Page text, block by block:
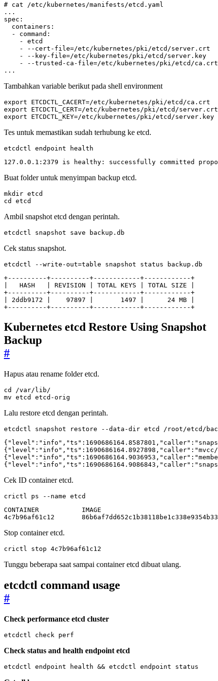
# cat /etc/kubernetes/manifests/etcd.yaml
    - --cert-file
=
    - --key-file
=
    - --trusted-ca-file
=
...
Tambahkan variable berikut pada shell environment
export ETCDCTL_CACERT=
export
ETCDCTL_CERT=
export
ETCDCTL_KEY=/etc/kubernetes/pki/etcd/server.key
Tes untuk memastikan sudah terhubung ke etcd.
etcdctl endpoint health
127.0.0.1:2379 is healthy: successfully committed
Buat folder untuk menyimpan backup etcd.
cd
etcd
Ambil snapshot etcd dengan perintah.
etcdctl snapshot save backup.db
Cek status snapshot.
etcdctl --write-out=table snapshot status backup.db
   HASH
REVISION TOTAL KEYS TOTAL SIZE
2ddb9172 97897 1497 24 MB
+----------+----------+------------+------------+
Kubernetes etcd Restore Using Snapshot
Backup
#
Hapus atau rename folder etcd.
cd
mv etcd etcd-orig
Lalu restore etcd dengan perintah.
etcdctl snapshot restore --data-dir etcd /root/etcd/
Cek ID container etcd.
crictl ps --name etcd
4c7b96af61c12
Stop container etcd.
crictl stop 4c7b96af61c12
Tunggu beberapa saat sampai container etcd dibuat ulang.
etcdctl command usage
#
Check performance etcd cluster
etcdctl check perf
Check status and health endpoint etcd
etcdctl endpoint health && etcdctl endpoint status